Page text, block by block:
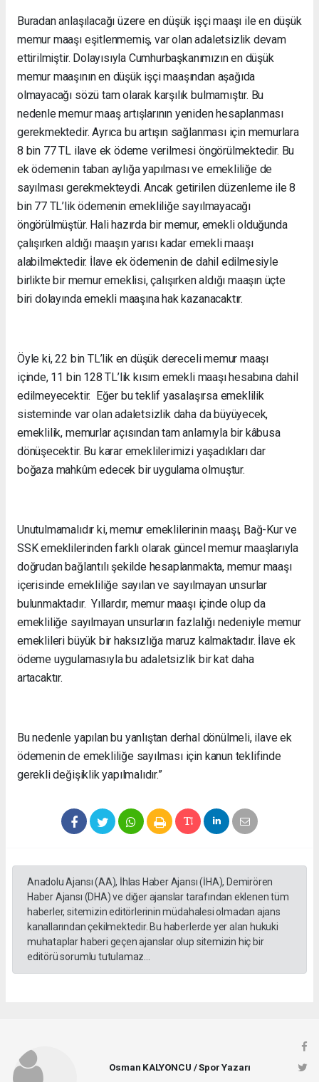
Buradan anlaşılacağı üzere en düşük işçi maaşı ile en düşük
memur maaşı eşitlenmemiş, var olan adaletsizlik devam
ettirilmiştir. Dolayısıyla Cumhurbaşkanımızın en düşük
memur maaşının en düşük işçi maaşından aşağıda
olmayacağı sözü tam olarak karşılık bulmamıştır. Bu
nedenle memur maaş artışlarının yeniden hesaplanması
gerekmektedir. Ayrıca bu artışın sağlanması için memurlara
8 bin 77 TL ilave ek ödeme verilmesi öngörülmektedir. Bu
ek ödemenin taban aylığa yapılması ve emekliliğe de
sayılması gerekmekteydi. Ancak getirilen düzenleme ile 8
bin 77 TL’lik ödemenin emekliliğe sayılmayacağı
öngörülmüştür. Hali hazırda bir memur, emekli olduğunda
çalışırken aldığı maaşın yarısı kadar emekli maaşı
alabilmektedir. İlave ek ödemenin de dahil edilmesiyle
birlikte bir memur emeklisi, çalışırken aldığı maaşın üçte
biri dolayında emekli maaşına hak kazanacaktır.
Öyle ki, 22 bin TL’lik en düşük dereceli memur maaşı
içinde, 11 bin 128 TL’lik kısım emekli maaşı hesabına dahil
edilmeyecektir. Eğer bu teklif yasalaşırsa emeklilik
sisteminde var olan adaletsizlik daha da büyüyecek,
emeklilik, memurlar açısından tam anlamıyla bir kâbusa
dönüşecektir. Bu karar emeklilerimizi yaşadıkları dar
boğaza mahkûm edecek bir uygulama olmuştur.
Unutulmamalıdır ki, memur emeklilerinin maaşı, Bağ-Kur ve
SSK emeklilerinden farklı olarak güncel memur maaşlarıyla
doğrudan bağlantılı şekilde hesaplanmakta, memur maaşı
içerisinde emekliliğe sayılan ve sayılmayan unsurlar
bulunmaktadır. Yıllardır, memur maaşı içinde olup da
emekliliğe sayılmayan unsurların fazlalığı nedeniyle memur
emeklileri büyük bir haksızlığa maruz kalmaktadır. İlave ek
ödeme uygulamasıyla bu adaletsizlik bir kat daha
artacaktır.
Bu nedenle yapılan bu yanlıştan derhal dönülmeli, ilave ek
ödemenin de emekliliğe sayılması için kanun teklifinde
gerekli değişiklik yapılmalıdır.”
Anadolu Ajansı (AA), İhlas Haber Ajansı (İHA), Demirören
Haber Ajansı (DHA) ve diğer ajanslar tarafından eklenen tüm
haberler, sitemizin editörlerinin müdahalesi olmadan ajans
kanallarından çekilmektedir. Bu haberlerde yer alan hukuki
muhataplar haberi geçen ajanslar olup sitemizin hiç bir
editörü sorumlu tutulamaz...
Osman KALYONCU / Spor Yazarı